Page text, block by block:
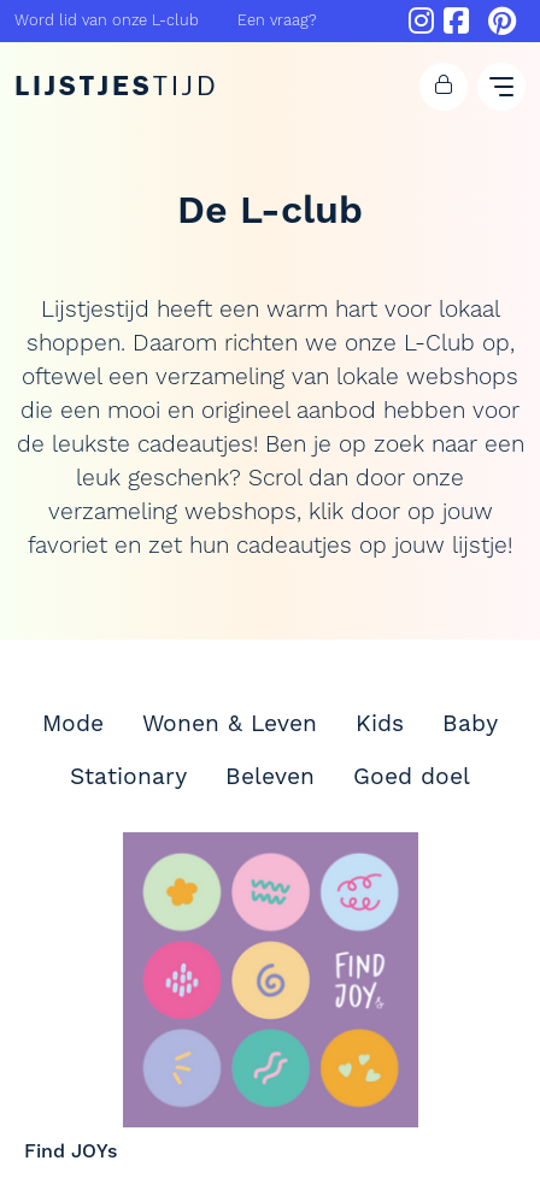
Word lid van onze L-club Een vraag?
LIJSTJESTIJD
De L-club
Lijstjestijd heeft een warm hart voor lokaal
shoppen. Daarom richten we onze L-Club op,
oftewel een verzameling van lokale webshops
die een mooi en origineel aanbod hebben voor
de leukste cadeautjes! Ben je op zoek naar een
leuk geschenk? Scrol dan door onze
verzameling webshops, klik door op jouw
favoriet en zet hun cadeautjes op jouw lijstje!
Mode Wonen & Leven Kids
Baby
Stationary
Beleven Goed doel
Find JOYs